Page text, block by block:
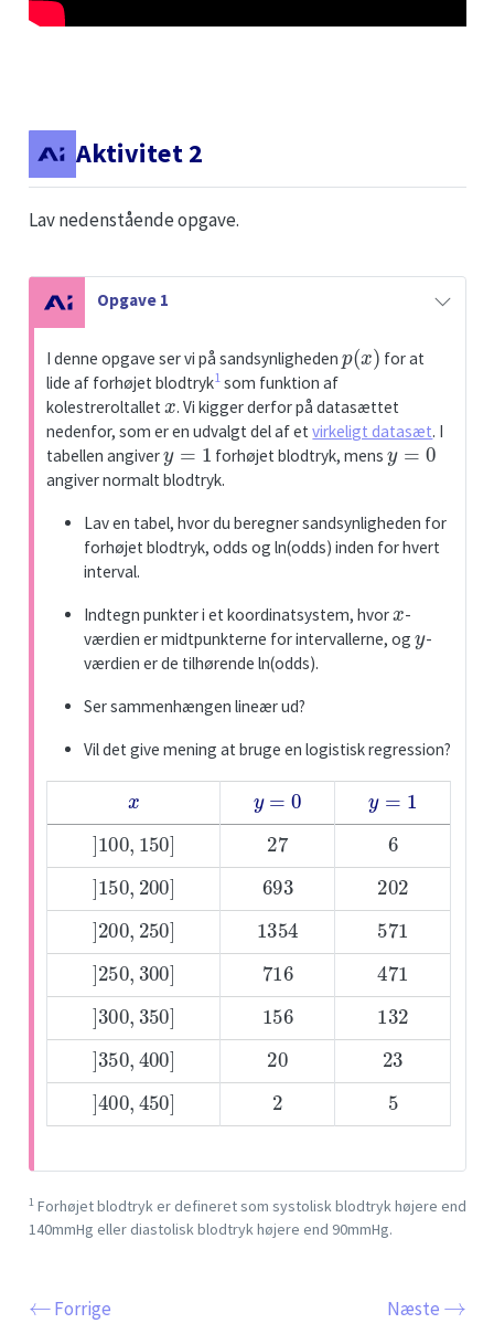
Aktivitet 2
Lav nedenstående opgave.
N
e
Opgave 1
I denne opgave ser vi på sandsynligheden
( )
for at
lide af forhøjet blodtryk1 som funktion af
kolestreroltallet
x
. Vi kigger derfor på datasættet
nedenfor, som er en udvalgt del af etvirkeligt datasæt. I
tabellen angiver
y=1
forhøjet blodtryk, mens
y=0
angiver normalt blodtryk.
Lav en tabel, hvor du beregner sandsynligheden for
forhøjet blodtryk, odds og ln(odds) inden for hvert
interval.
Indtegn punkter i et koordinatsystem, hvor
-
værdien er midtpunkterne for intervallerne, og -
værdien er de tilhørende ln(odds).
Ser sammenhængen lineær ud?
Vil det give mening at bruge en logistisk regression?
x y=0 y=1
]100,150] 27
6
]150,200] 693
202
]200,250] 1354
571
]250,300] 716
471
]300,350] 156
132
]350,400] 20
23
]400,450] 2 5
1Forhøjet blodtryk er defineret som systolisk blodtryk højere end
140mmHg eller diastolisk blodtryk højere end 90mmHg.
Forrige Næste